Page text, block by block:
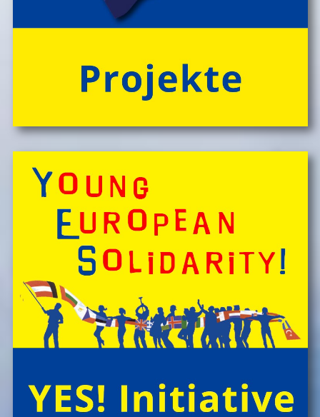
'CateringInsel' frisch zubereiteten, kĂśstlichen Bio-
Mahlzeiten!
Spontan anfragen,